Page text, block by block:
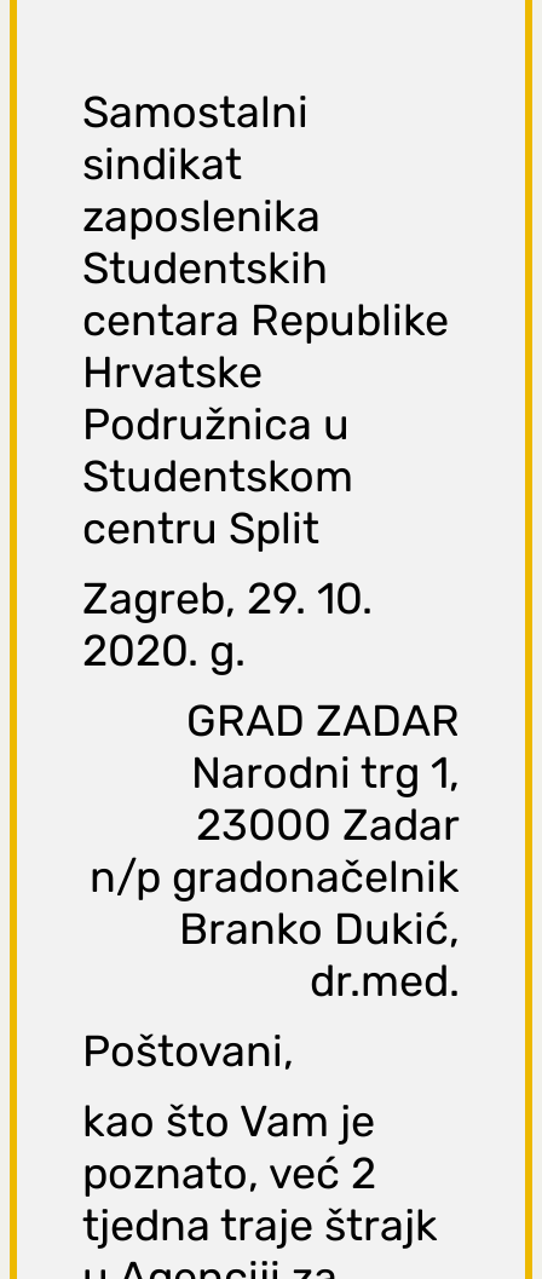
Samostalni
sindikat
zaposlenika
Studentskih
centara Republike
Hrvatske
Podružnica u
Studentskom
centru Split
Zagreb, 29. 10.
2020. g.
GRAD ZADAR
Narodni trg 1,
23000 Zadar
n/p gradonačelnik
Branko Dukić,
dr.med.
Poštovani,
kao što Vam je
poznato, već 2
tjedna traje štrajk